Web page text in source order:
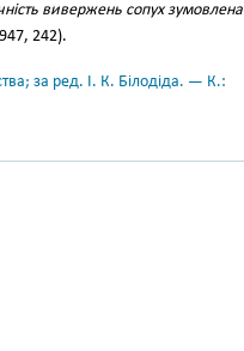
вивержень сопух зумовлена
242).
за ред. І. К. Білодіда. — К.: